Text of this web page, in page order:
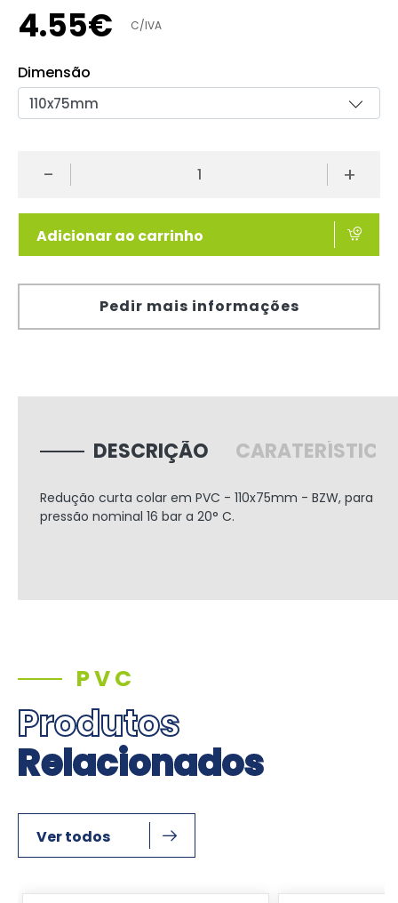
4.55€ C/IVA
Dimensão
- +
Adicionar ao carrinho
Pedir mais informações
DESCRIÇÃO
Redução curta colar em PVC - 110x75mm - BZW, para
pressão nominal 16 bar a 20° C.
PVC
Produtos
Relacionados
Ver todos